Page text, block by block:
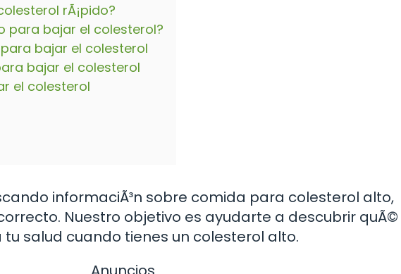
rÃ¡pido?
para bajar el colesterol?
bajar el colesterol
bajar el colesterol
el colesterol
informaciÃ³n sobre comida para colesterol alto,
Nuestro objetivo es ayudarte a descubrir quÃ©
salud cuando tienes un colesterol alto.